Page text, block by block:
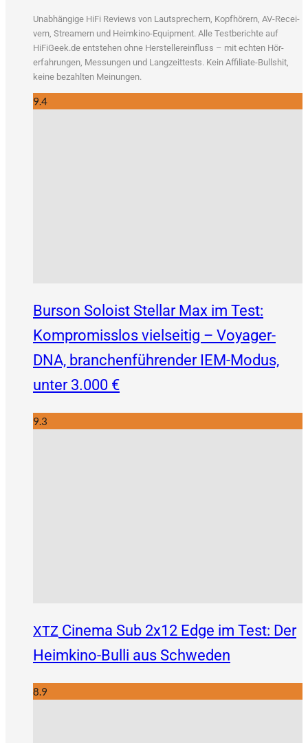
Unab­hän­gi­ge HiFi Reviews von Laut­spre­chern, Kopf­hö­rern, AV-Recei­
vern, Strea­mern und Heim­ki­no-Equip­ment. Alle Test­be­rich­te auf
HiFiGeek.de ent­ste­hen ohne Her­stel­ler­ein­fluss – mit ech­ten Hör­
erfah­run­gen, Mes­sun­gen und Lang­zeit­tests. Kein Affi­lia­te-Bull­shit,
kei­ne bezahl­ten Meinungen.
9.4
Burson Soloist Stellar Max im Test:
Kompromisslos vielseitig – Voyager-
DNA, branchenführender IEM-Modus,
unter 3.000 €
9.3
XTZ Cinema Sub 2x12 Edge im Test: Der
Heimkino-Bulli aus Schweden
8.9